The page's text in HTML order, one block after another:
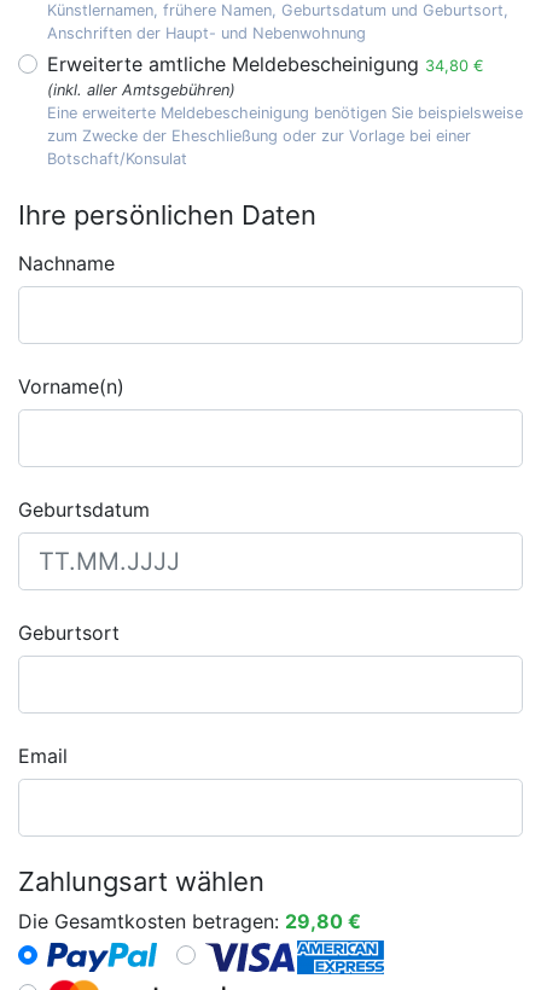
Künstlernamen, frühere Namen, Geburtsdatum und Geburtsort,
Anschriften der Haupt- und Nebenwohnung
Erweiterte amtliche Meldebescheinigung 34,80 €
(inkl. aller Amtsgebühren)
Eine erweiterte Meldebescheinigung benötigen Sie beispielsweise
zum Zwecke der Eheschließung oder zur Vorlage bei einer
Botschaft/Konsulat
Ihre persönlichen Daten
Nachname
Vorname(n)
Geburtsdatum
Geburtsort
Email
Zahlungsart wählen
Die Gesamtkosten betragen: 29,80 €